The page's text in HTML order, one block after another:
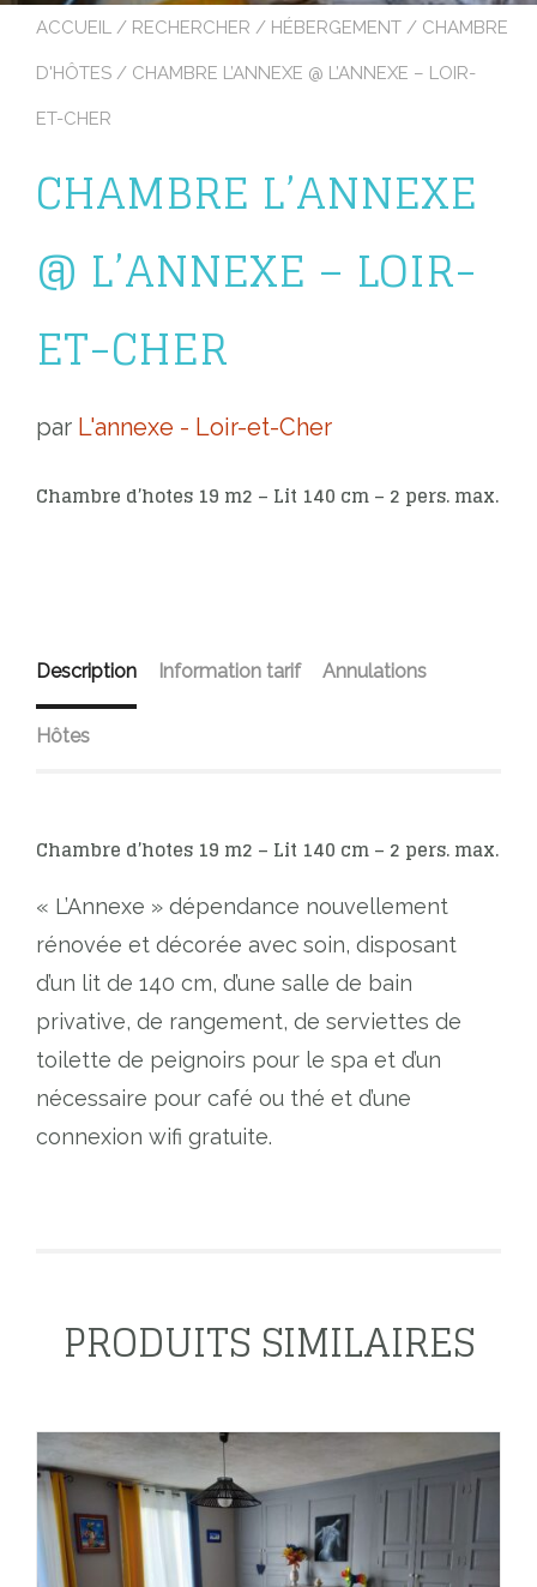
ACCUEIL / RECHERCHER / HÉBERGEMENT / CHAMBRE
D'HÔTES / CHAMBRE L’ANNEXE @ L’ANNEXE – LOIR-
ET-CHER
CHAMBRE L’ANNEXE
@ L’ANNEXE – LOIR-
ET-CHER
par L'annexe - Loir-et-Cher
Chambre d’hotes 19 m2 – Lit 140 cm – 2 pers. max.
Description Information tarif Annulations
Hôtes
Chambre d’hotes 19 m2 – Lit 140 cm – 2 pers. max.
« L’Annexe » dépendance nouvellement
rénovée et décorée avec soin, disposant
d’un lit de 140 cm, d’une salle de bain
privative, de rangement, de serviettes de
toilette de peignoirs pour le spa et d’un
nécessaire pour café ou thé et d’une
connexion wifi gratuite.
PRODUITS SIMILAIRES